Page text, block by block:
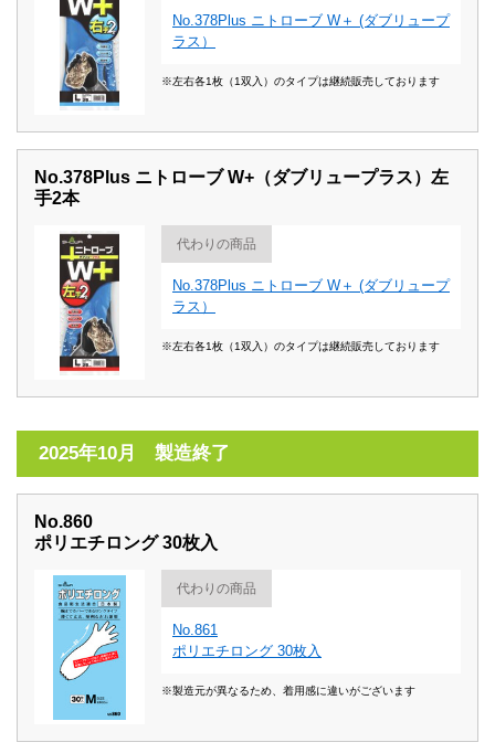
No.378Plus ニトローブ W＋ (ダブリュープ
ラス）
※左右各1枚（1双入）のタイプは継続販売しております
No.378Plus ニトローブ W+（ダブリュープラス）左
手2本
代わりの商品
No.378Plus ニトローブ W＋ (ダブリュープ
ラス）
※左右各1枚（1双入）のタイプは継続販売しております
2025年10月 製造終了
No.860
ポリエチロング 30枚入
代わりの商品
No.861
ポリエチロング 30枚入
※製造元が異なるため、着用感に違いがございます